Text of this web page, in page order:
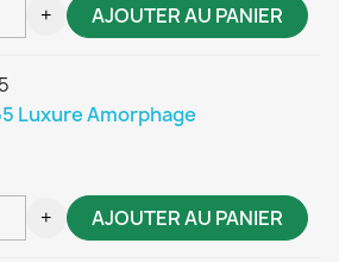
+ AJOUTER AU PANIER
Luxure Amorphage
+ AJOUTER AU PANIER